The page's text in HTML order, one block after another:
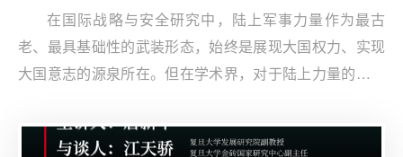
在国际战略与安全研究中，陆上军事力量作为最古
老、最具基础性的武装形态，始终是展现大国权力、实现
大国意志的源泉所在。但在学术界，对于陆上力量的学说
海空力量而言，陆上力量究竟具备哪些独特且不可替代的